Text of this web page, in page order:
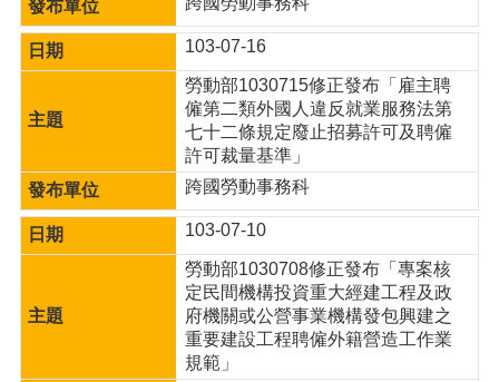
回
首
網
導
覽
市
政
箱
103-07-16
勞動部1030715修正發布「雇主聘
僱第二類外國人違反就業服務法第
七十二條規定廢止招募許可及聘僱
許可裁量基準」
跨國勞動事務科
103-07-10
勞動部1030708修正發布「專案核
定民間機構投資重大經建工程及政
府機關或公營事業機構發包興建之
重要建設工程聘僱外籍營造工作業
規範」